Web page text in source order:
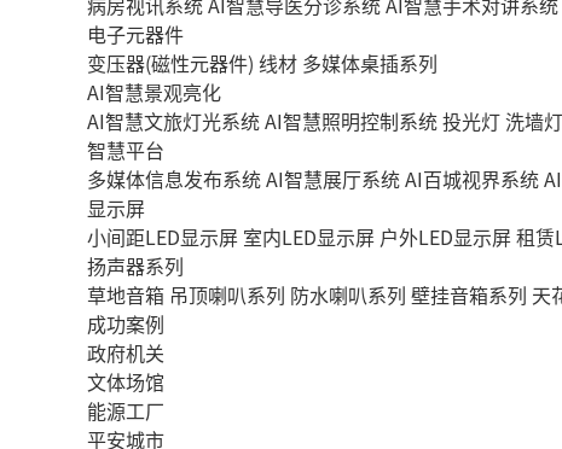
电子元器件
变压器(磁性元器件) 线材 多媒体桌插系列
AI智慧景观亮化
AI智慧文旅灯光系统AI智慧照明控制系统投光灯洗墙灯
智慧平台
多媒体信息发布系统AI智慧展厅系统AI百城视界系统
显示屏
小间距LED显示屏 室内LED显示屏 户外LED显示屏租赁
扬声器系列
草地音箱 吊顶喇叭系列 防水喇叭系列 壁挂音箱系列 天
成功案例
政府机关
文体场馆
能源工厂
平安城市